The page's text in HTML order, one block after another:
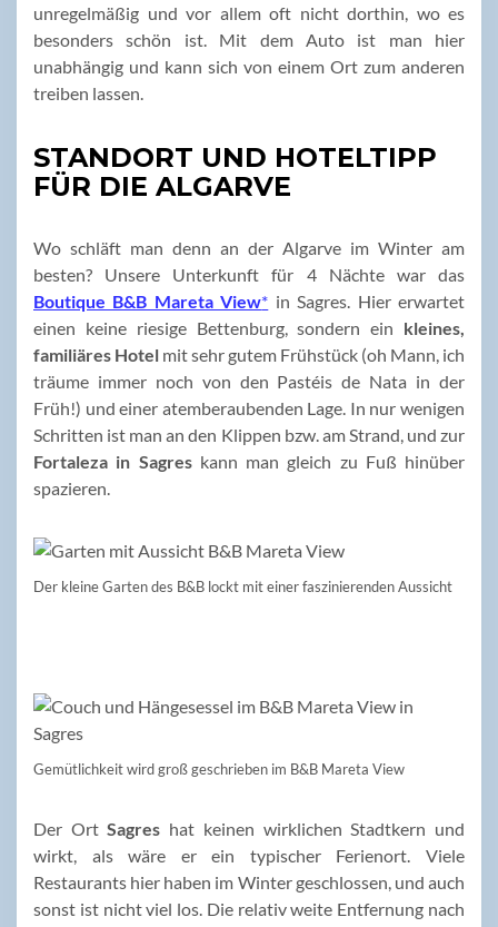
unregelmäßig und vor allem oft nicht dorthin, wo es
besonders schön ist. Mit dem Auto ist man hier
unabhängig und kann sich von einem Ort zum anderen
treiben lassen.
STANDORT UND HOTELTIPP
FÜR DIE ALGARVE
Wo schläft man denn an der Algarve im Winter am
besten? Unsere Unterkunft für 4 Nächte war das
Boutique B&B Mareta View* in Sagres. Hier erwartet
einen keine riesige Bettenburg, sondern ein kleines,
familiäres Hotel mit sehr gutem Frühstück (oh Mann, ich
träume immer noch von den Pastéis de Nata in der
Früh!) und einer atemberaubenden Lage. In nur wenigen
Schritten ist man an den Klippen bzw. am Strand, und zur
Fortaleza in Sagreskann man gleich zu Fuß hinüber
spazieren.
Der kleine Garten des B&B lockt mit einer faszinierenden Aussicht
Gemütlichkeit wird groß geschrieben im B&B Mareta View
Der OrtSagres hat keinen wirklichen Stadtkern und
wirkt, als wäre er ein typischer Ferienort. Viele
Restaurants hier haben im Winter geschlossen, und auch
sonst ist nicht viel los. Die relativ weite Entfernung nach